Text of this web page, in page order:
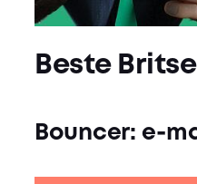
Beste
Bouncer: e-